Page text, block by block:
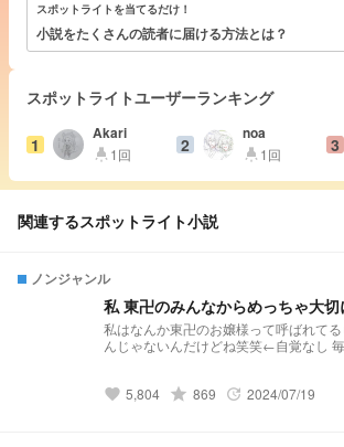
スポットライトを当てるだけ！
小説をたくさんの読者に届ける方法とは？
スポットライトユーザーランキング
1
Akari
highlight 1回 2
noa
highlight 1回 3
関連するスポットライト小説
ノンジャンル
私 東卍のみんなからめっちゃ大
私はなんか東卍のお嬢様って呼ばれて
んじゃないんだけどね笑笑←自覚なし 毎
「え、/////」 千冬 「迎えに来ましたよ！」 あなた 「あ、
favorite 5,804 grade 869 update 2024/07/19